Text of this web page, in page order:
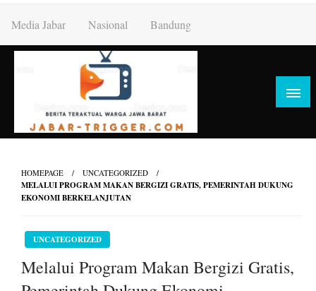
content
Media Jabar Nasional Bandung
HOMEPAGE UNCATEGORIZED
MELALUI PROGRAM MAKAN BERGIZI GRATIS, PEMERINTAH DUKUNG
EKONOMI BERKELANJUTAN
UNCATEGORIZED
Melalui Program Makan Bergizi Gratis,